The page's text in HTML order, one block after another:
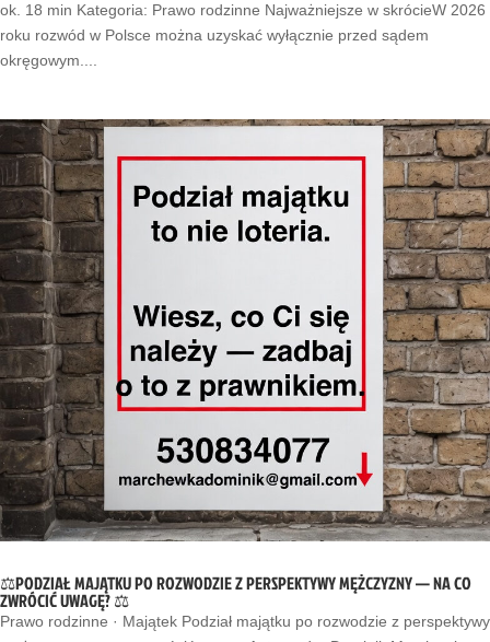
ok. 18 min Kategoria: Prawo rodzinne Najważniejsze w skrócieW 2026
roku rozwód w Polsce można uzyskać wyłącznie przed sądem
okręgowym....
⚖️PODZIAŁ MAJĄTKU PO ROZWODZIE Z PERSPEKTYWY MĘŻCZYZNY — NA CO
ZWRÓCIĆ UWAGĘ? ⚖️
Prawo rodzinne · Majątek Podział majątku po rozwodzie z perspektywy